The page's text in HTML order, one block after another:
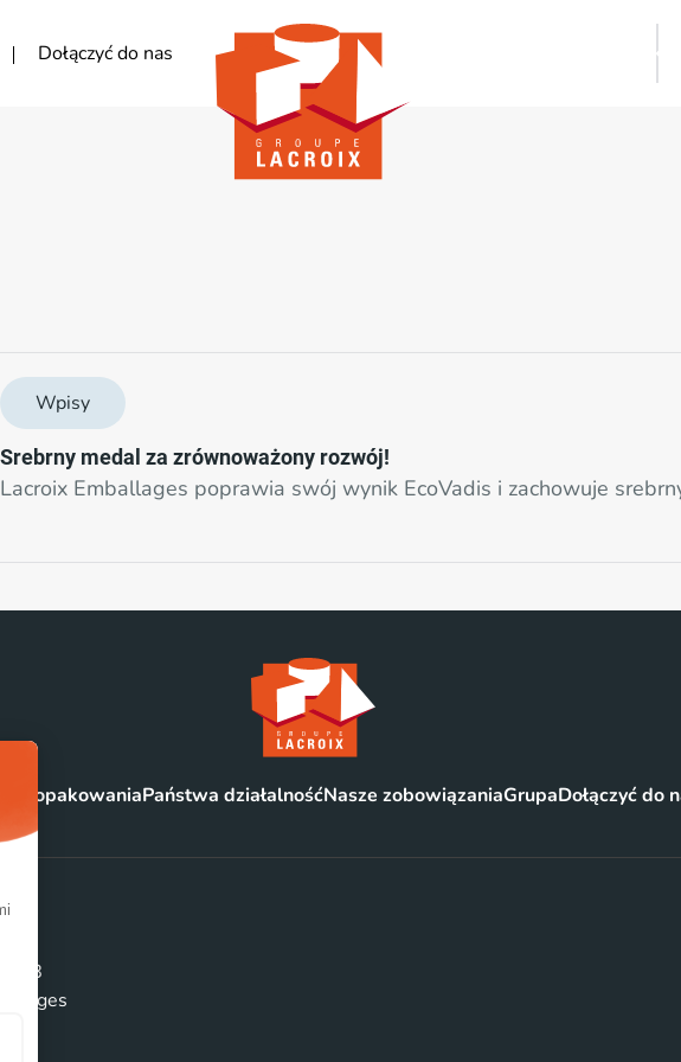
Dołączyć do nas
Wpisy
Srebrny medal za zrównoważony rozwój!
Lacroix Emballages poprawia swój wynik EcoVadis i zachowuje
opakowaniaPaństwa działalnośćNasze zobowiązaniaGrupaDołączyć do
08